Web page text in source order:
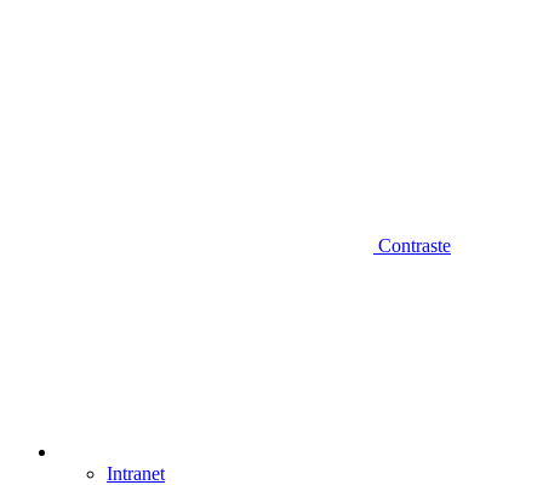
Contraste
Intranet